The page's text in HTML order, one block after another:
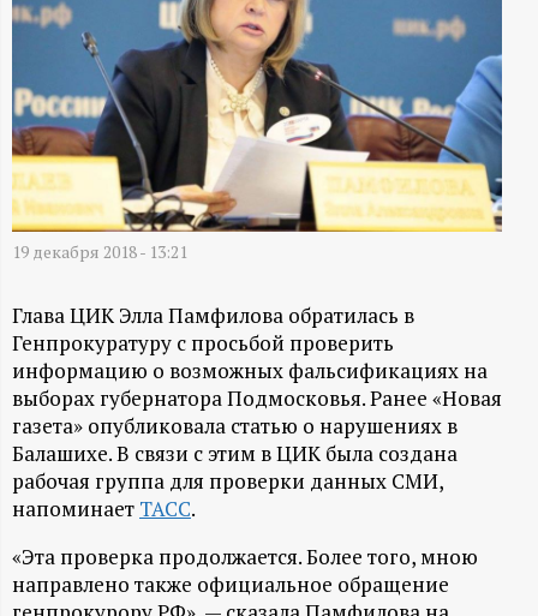
М
А
Й
Д
А
Н
-
и
н
ф
о
19 декабря 2018 - 13:21
Глава ЦИК Элла Памфилова обратилась в
Генпрокуратуру с просьбой проверить
информацию о возможных фальсификациях на
выборах губернатора Подмосковья. Ранее «Новая
газета» опубликовала статью о нарушениях в
Балашихе. В связи с этим в ЦИК была создана
рабочая группа для проверки данных СМИ,
напоминает ТАСС.
«Эта проверка продолжается. Более того, мною
направлено также официальное обращение